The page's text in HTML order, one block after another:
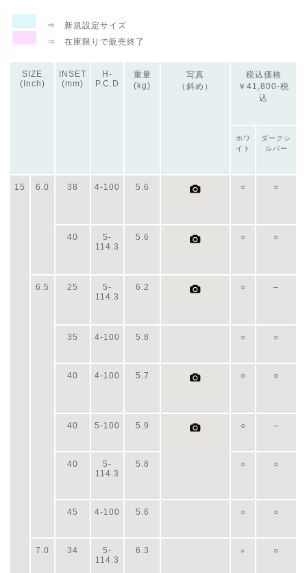
⇒ 新規設定サイズ
⇒ 在庫限りで販売終了
SIZE
(Inch)
INSET
(mm)
H-
P.C.D
重量
(kg)
写真
（斜め）
税込価格
￥41,800-税
込
ホワ
イト
ダークシ
ルバー
15 6.0 38 4-100 5.6 ○ ○
40
5-
114.3
5.6 ○ ○
6.5 25
5-
114.3
6.2 ○ –
35 4-100 5.8 ○ ○
40 4-100 5.7 ○ ○
40 5-100 5.9 ○ –
40
5-
114.3
5.8 ○ ○
45 4-100 5.6 ○ ○
7.0 34
5-
114.3
6.3 ○ ○